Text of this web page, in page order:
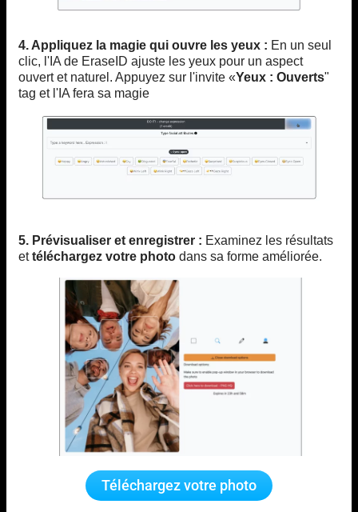
4. Appliquez la magie qui ouvre les yeux : En un seul
clic, l'IA de EraseID ajuste les yeux pour un aspect
ouvert et naturel. Appuyez sur l'invite «Yeux : Ouverts"
tag et l'IA fera sa magie
5. Prévisualiser et enregistrer : Examinez les résultats
ettéléchargez votre photo dans sa forme améliorée.
Téléchargez votre photo